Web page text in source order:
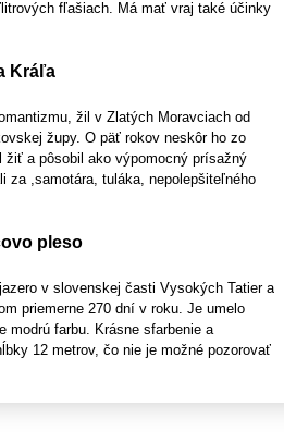
fľašiach. Má mať vraj také účinky
Kráľa
žil v Zlatých Moravciach od
župy. O päť rokov neskôr ho zo
a pôsobil ako výpomocný prísažný
za ,samotára, tuláka, nepolepšiteľného
pleso
v slovenskej časti Vysokých Tatier a
priemerne 270 dní v roku. Je umelo
modrú farbu. Krásne sfarbenie a
12 metrov, čo nie je možné pozorovať